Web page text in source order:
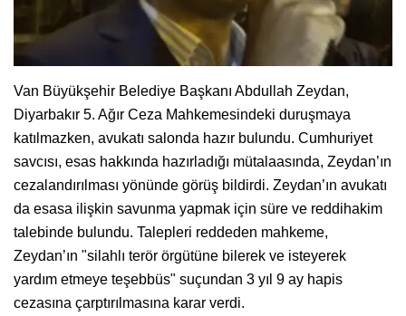
Van Büyükşehir Belediye Başkanı Abdullah Zeydan,
Diyarbakır 5. Ağır Ceza Mahkemesindeki duruşmaya
katılmazken, avukatı salonda hazır bulundu. Cumhuriyet
savcısı, esas hakkında hazırladığı mütalaasında, Zeydan’ın
cezalandırılması yönünde görüş bildirdi. Zeydan’ın avukatı
da esasa ilişkin savunma yapmak için süre ve reddihakim
talebinde bulundu. Talepleri reddeden mahkeme,
Zeydan’ın "silahlı terör örgütüne bilerek ve isteyerek
yardım etmeye teşebbüs" suçundan 3 yıl 9 ay hapis
cezasına çarptırılmasına karar verdi.